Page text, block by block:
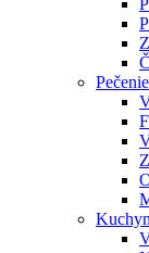
Pečenie